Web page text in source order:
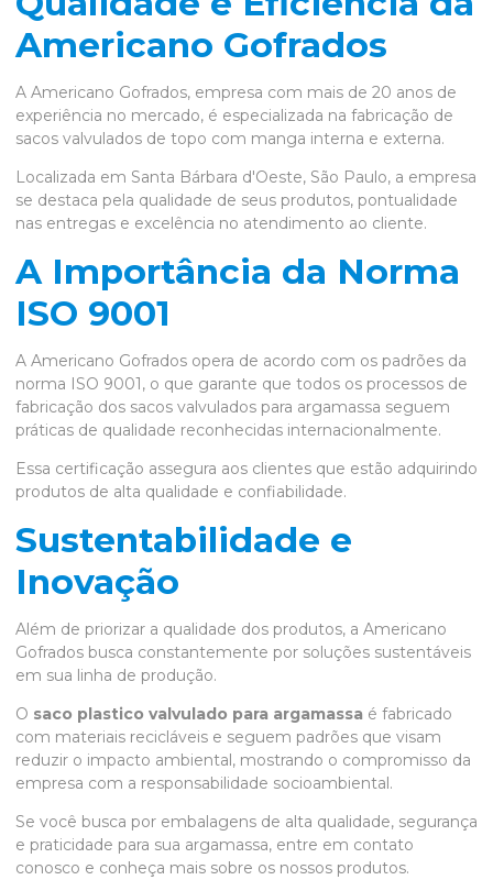
Americano Gofrados
A Americano Gofrados, empresa com mais de 20 anos de
experiência no mercado, é especializada na fabricação de
sacos valvulados de topo com manga interna e externa.
Localizada em Santa Bárbara d'Oeste, São Paulo, a empresa
se destaca pela qualidade de seus produtos, pontualidade
nas entregas e excelência no atendimento ao cliente.
A Importância da Norma
ISO 9001
A Americano Gofrados opera de acordo com os padrões da
norma ISO 9001, o que garante que todos os processos de
fabricação dos sacos valvulados para argamassa seguem
práticas de qualidade reconhecidas internacionalmente.
Essa certificação assegura aos clientes que estão adquirindo
produtos de alta qualidade e confiabilidade.
Sustentabilidade e
Inovação
Além de priorizar a qualidade dos produtos, a Americano
Gofrados busca constantemente por soluções sustentáveis
em sua linha de produção.
O saco plastico valvulado para argamassa é fabricado
com materiais recicláveis e seguem padrões que visam
reduzir o impacto ambiental, mostrando o compromisso da
empresa com a responsabilidade socioambiental.
Se você busca por embalagens de alta qualidade, segurança
e praticidade para sua argamassa, entre em contato
conosco e conheça mais sobre os nossos produtos.